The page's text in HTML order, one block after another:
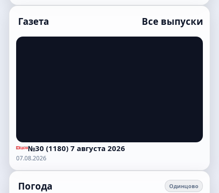
Газета Все выпуски
№30 (1180) 7 августа 2026
07.08.2026
Погода Одинцово